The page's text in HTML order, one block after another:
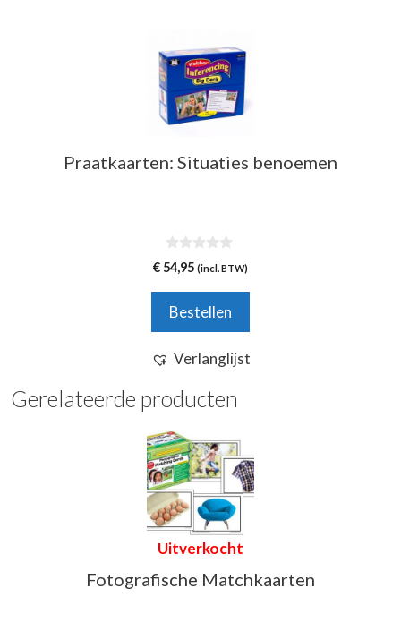
Praatkaarten: Situaties benoemen
0
v
5
€ 54,95 (incl. BTW)
Bestellen
Verlanglijst
Gerelateerde producten
Uitverkocht
Fotografische Matchkaarten